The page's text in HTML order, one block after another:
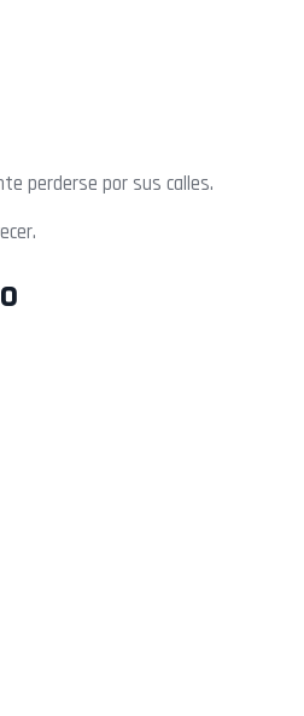
perderse por sus calles.